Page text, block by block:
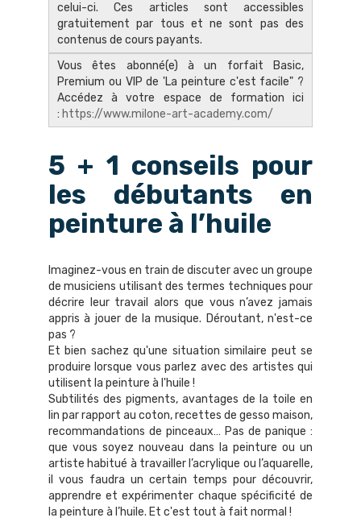
celui-ci. Ces articles sont accessibles
gratuitement par tous et ne sont pas des
contenus de cours payants.
Vous êtes abonné(e) à un forfait Basic,
Premium ou VIP de 'La peinture c'est facile" ?
Accédez à votre espace de formation ici
: https://www.milone-art-academy.com/
5 + 1 conseils pour
les débutants en
peinture à l’huile
Imaginez-vous en train de discuter avec un groupe
de musiciens utilisant des termes techniques pour
décrire leur travail alors que vous n’avez jamais
appris à jouer de la musique. Déroutant, n'est-ce
pas ?
Et bien sachez qu'une situation similaire peut se
produire lorsque vous parlez avec des artistes qui
utilisent la peinture à l'huile !
Subtilités des pigments, avantages de la toile en
lin par rapport au coton, recettes de gesso maison,
recommandations de pinceaux… Pas de panique :
que vous soyez nouveau dans la peinture ou un
artiste habitué à travailler l’acrylique ou l’aquarelle,
il vous faudra un certain temps pour découvrir,
apprendre et expérimenter chaque spécificité de
la peinture à l’huile. Et c'est tout à fait normal !